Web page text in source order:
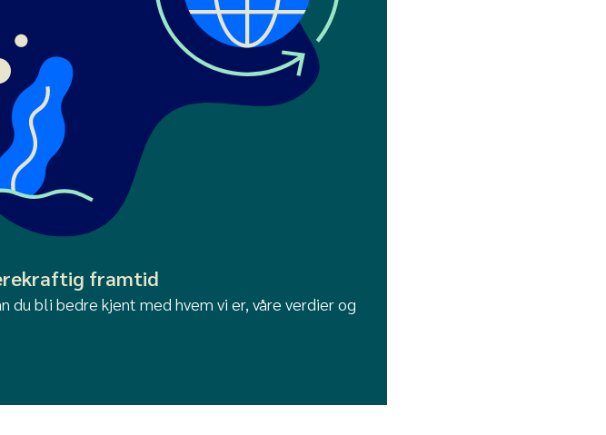
framtid
du bli bedre kjent med hvem vi er, våre verdier og